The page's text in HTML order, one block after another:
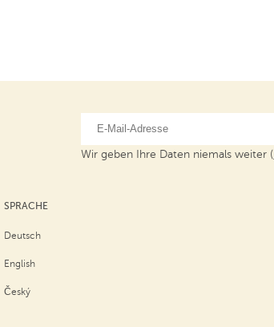
Wir geben Ihre Daten niemals weiter (
SPRACHE
Deutsch
English
Český